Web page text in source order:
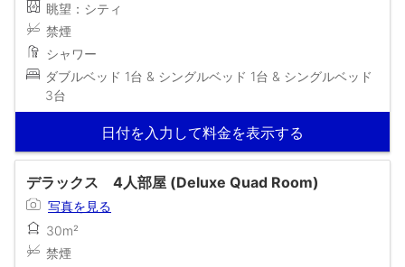
眺望：シティ
禁煙
シャワー
ダブルベッド 1台 & シングルベッド 1台 & シングルベッド
3台
日付を入力して料金を表示する
デラックス 4人部屋 (Deluxe Quad Room)
写真を見る
30m²
禁煙